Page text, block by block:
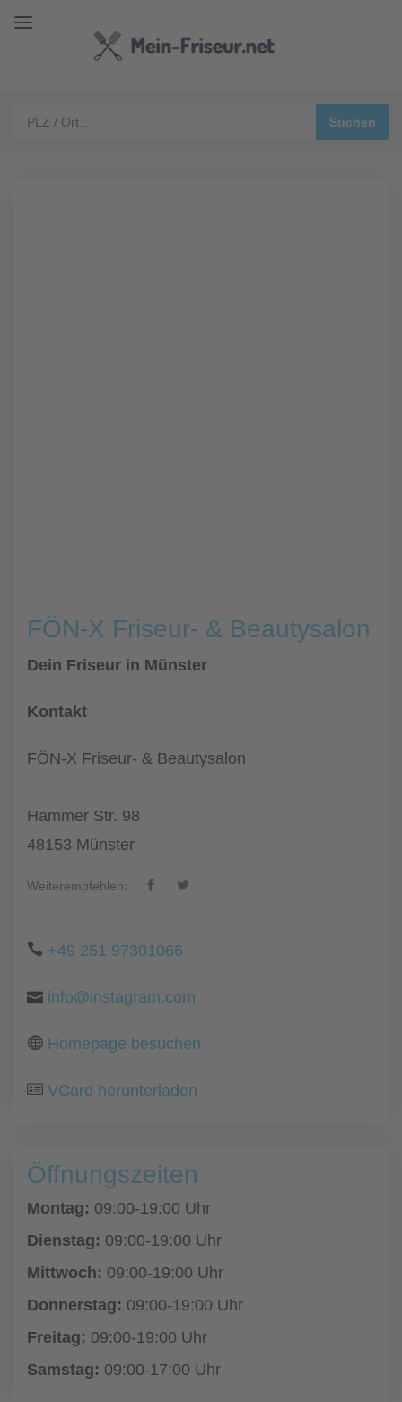
FÖN-X Friseur- & Beautysalon
Dein Friseur in Münster
Kontakt
FÖN-X Friseur- & Beautysalon
Hammer Str. 98
48153 Münster
Weiterempfehlen:
+49 251 97301066
info@instagram.com
Homepage besuchen
VCard herunterladen
Öffnungszeiten
Montag: 09:00-19:00 Uhr
Dienstag: 09:00-19:00 Uhr
Mittwoch: 09:00-19:00 Uhr
Donnerstag: 09:00-19:00 Uhr
Freitag: 09:00-19:00 Uhr
Samstag: 09:00-17:00 Uhr